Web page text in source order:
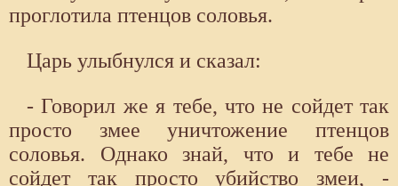
проглотила птенцов соловья.
Царь улыбнулся и сказал:
- Говорил же я тебе, что не сойдет так
просто змее уничтожение птенцов
соловья. Однако знай, что и тебе не
сойдет так просто убийство змеи, -